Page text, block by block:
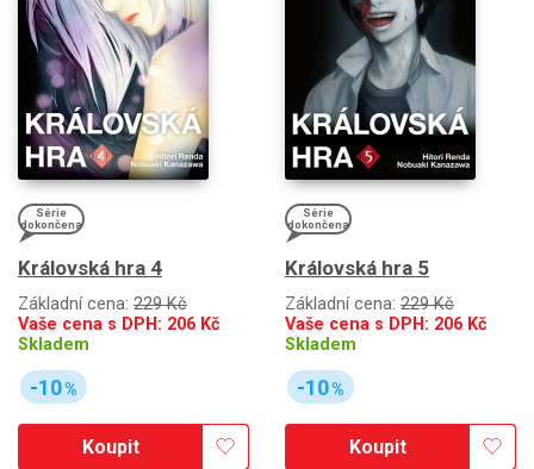
Série
dokončena
Královská hra 4
Základní cena: 229 Kč
Vaše cena s DPH: 206 Kč
Skladem
-10%
Koupit
Série
dokončena
Královská hra 5
Základní cena: 229 Kč
Vaše cena s DPH: 206 Kč
Skladem
-10%
Koupit